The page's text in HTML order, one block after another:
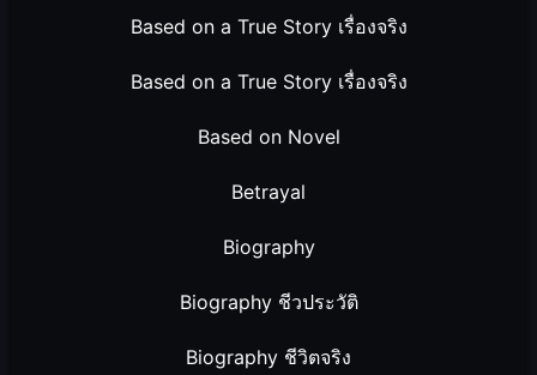
Based on a True Story เรื่องจริง
Based on a True Story เรื่องจริง
Based on Novel
Betrayal
Biography
Biography ชีวประวัติ
Biography ชีวิตจริง